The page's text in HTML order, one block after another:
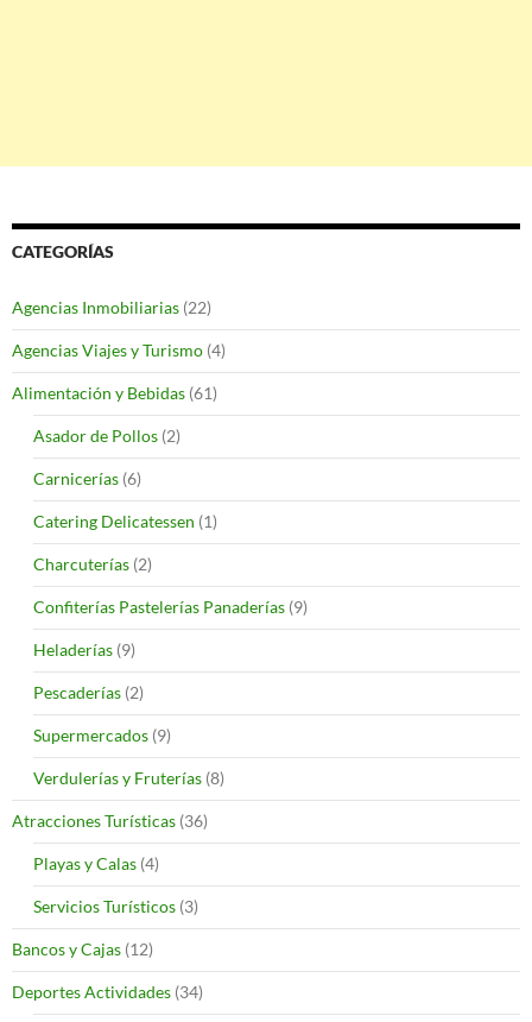
CATEGORÍAS
Agencias Inmobiliarias (22)
Agencias Viajes y Turismo (4)
Alimentación y Bebidas (61)
Asador de Pollos (2)
Carnicerías (6)
Catering Delicatessen (1)
Charcuterías (2)
Confiterías Pastelerías Panaderías (9)
Heladerías (9)
Pescaderías (2)
Supermercados (9)
Verdulerías y Fruterías (8)
Atracciones Turísticas (36)
Playas y Calas (4)
Servicios Turísticos (3)
Bancos y Cajas (12)
Deportes Actividades (34)